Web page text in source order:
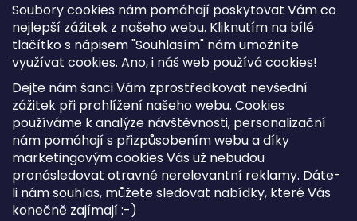
Soubory cookies nám pomáhají poskytovat Vám co
nejlepší zážitek z našeho webu. Kliknutím na bílé
tlačítko s nápisem "Souhlasím" nám umožníte
využívat cookies. Ano, i náš web používá cookies!
Dejte nám šanci Vám zprostředkovat nevšední
zážitek při prohlížení našeho webu. Cookies
používáme k analýze návštěvnosti, personalizační
nám pomáhají s přizpůsobením webu a díky
marketingovým cookies Vás už nebudou
pronásledovat otravné nerelevantní reklamy. Dáte-
li nám souhlas, můžete sledovat nabídky, které Vás
konečně zajímají :-)
Kontakt
Sitemap
Doprava a Platba
Reklamace Zboží
Obchodní podmínky